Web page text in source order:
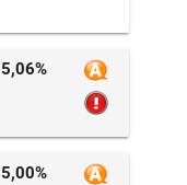
5,06%
5,00%